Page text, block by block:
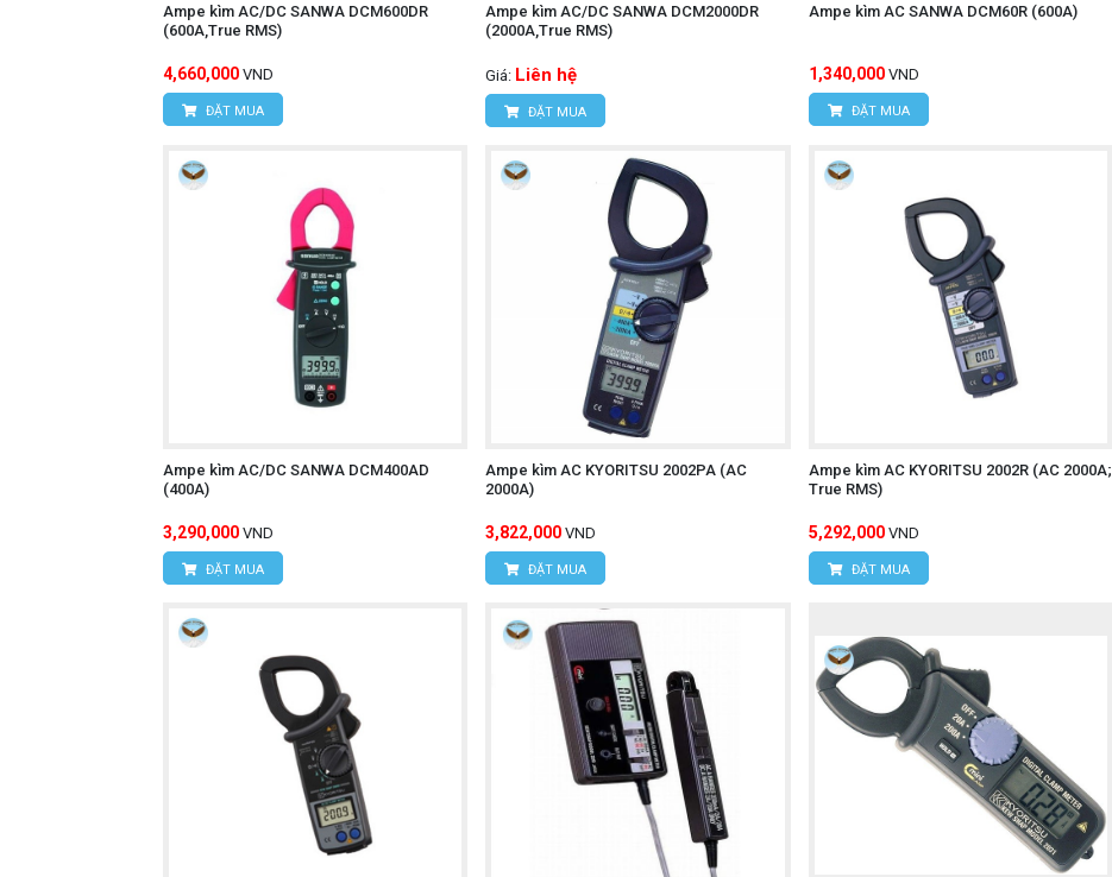
Ampe kìm AC/DC SANWA DCM600DR
(600A,True RMS)
4,660,000 VND
ĐẶT MUA
Ampe kìm AC/DC SANWA DCM2000DR
(2000A,True RMS)
Giá: Liên hệ
ĐẶT MUA
Ampe kìm AC SANWA DCM60R (600A)
1,340,000 VND
ĐẶT MUA
Ampe kìm AC/DC SANWA DCM400AD
(400A)
3,290,000 VND
ĐẶT MUA
Ampe kìm AC KYORITSU 2002PA (AC
2000A)
3,822,000 VND
ĐẶT MUA
Ampe kìm AC KYORITSU 2002R (AC 2000A;
True RMS)
5,292,000 VND
ĐẶT MUA